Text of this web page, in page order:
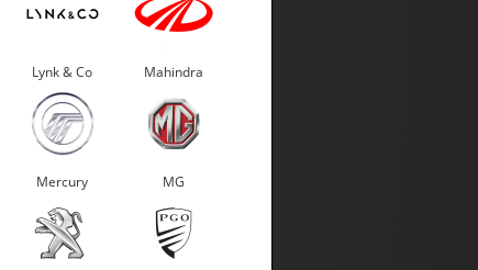
Lynk & Co Mahindra
Mercury MG